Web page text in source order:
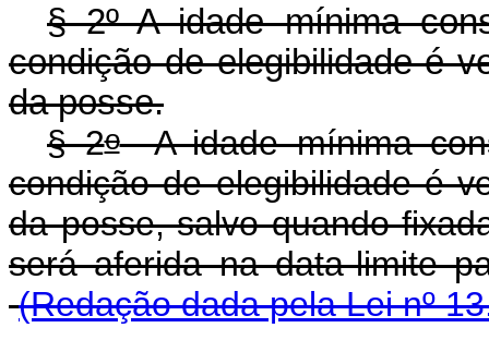
§ 2º A idade mínima
condição de elegibilidade é
da posse.
§ 2oA idade mínima
condição de elegibilidade é
da posse, salvo quando
será aferida na data-
(Redação dada pela Lei nº